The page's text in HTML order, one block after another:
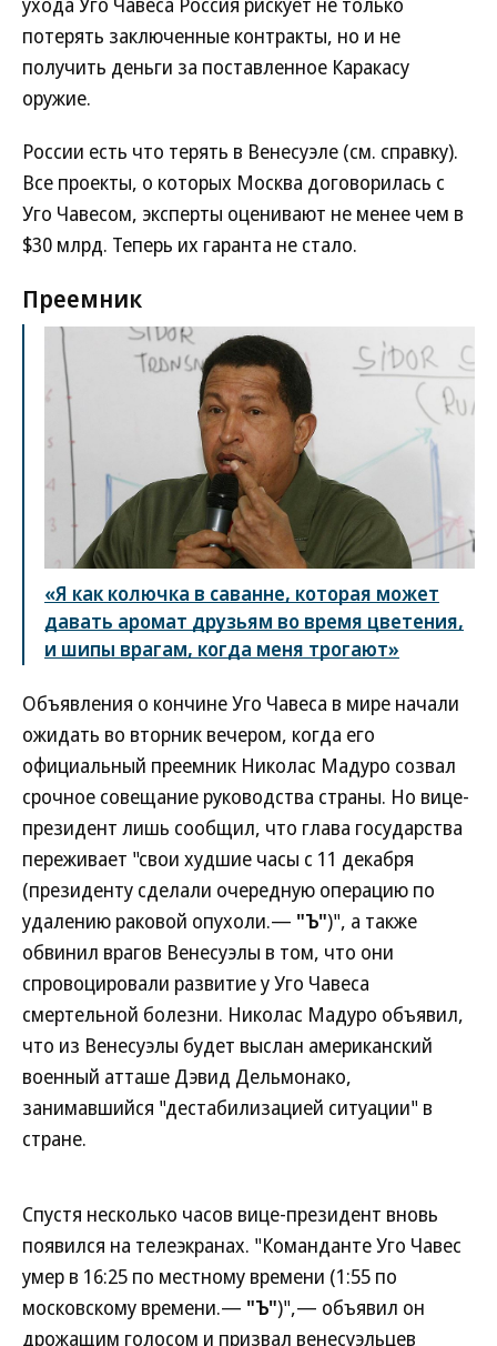
потерять заключенные контракты, но и не
получить деньги за поставленное Каракасу
оружие.
России есть что терять в Венесуэле (см. справку).
Все проекты, о которых Москва договорилась с
Уго Чавесом, эксперты оценивают не менее чем в
$30 млрд. Теперь их гаранта не стало.
Преемник
«Я как колючка в саванне, которая может
давать аромат друзьям во время цветения,
и шипы врагам, когда меня трогают»
Объявления о кончине Уго Чавеса в мире начали
ожидать во вторник вечером, когда его
официальный преемник Николас Мадуро созвал
срочное совещание руководства страны. Но вице-
президент лишь сообщил, что глава государства
переживает "свои худшие часы с 11 декабря
(президенту сделали очередную операцию по
удалению раковой опухоли.— "Ъ")", а также
обвинил врагов Венесуэлы в том, что они
спровоцировали развитие у Уго Чавеса
смертельной болезни. Николас Мадуро объявил,
что из Венесуэлы будет выслан американский
военный атташе Дэвид Дельмонако,
занимавшийся "дестабилизацией ситуации" в
стране.
Спустя несколько часов вице-президент вновь
появился на телеэкранах. "Команданте Уго Чавес
умер в 16:25 по местному времени (1:55 по
московскому времени.— "Ъ")",— объявил он
дрожащим голосом и призвал венесуэльцев